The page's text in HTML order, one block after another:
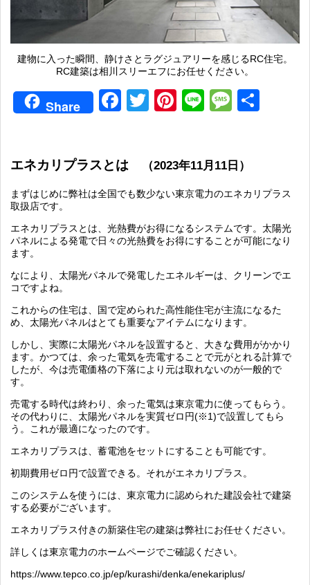
建物に入った瞬間、静けさとラグジュアリーを感じるRC住宅。
RC建築は相川スリーエフにお任せください。
Share Facebook
TwitterPinterest
Line
エネカリプラスとは （2023年11月11日）
まずはじめに弊社は全国でも数少ない東京電力のエネカリプラス
取扱店です。
エネカリプラスとは、光熱費がお得になるシステムです。太陽光
パネルによる発電で日々の光熱費をお得にすることが可能になり
ます。
なにより、太陽光パネルで発電したエネルギーは、クリーンでエ
コですよね。
これからの住宅は、国で定められた高性能住宅が主流になるた
め、太陽光パネルはとても重要なアイテムになります。
しかし、実際に太陽光パネルを設置すると、大きな費用がかかり
ます。かつては、余った電気を売電することで元がとれる計算で
したが、今は売電価格の下落により元は取れないのが一般的で
す。
売電する時代は終わり、余った電気は東京電力に使ってもらう。
その代わりに、太陽光パネルを実質ゼロ円(※1)で設置してもら
う。これが最適になったのです。
エネカリプラスは、蓄電池をセットにすることも可能です。
初期費用ゼロ円で設置できる。それがエネカリプラス。
このシステムを使うには、東京電力に認められた建設会社で建築
する必要がございます。
エネカリプラス付きの新築住宅の建築は弊社にお任せください。
詳しくは東京電力のホームページでご確認ください。
https://www.tepco.co.jp/ep/kurashi/denka/enekariplus/